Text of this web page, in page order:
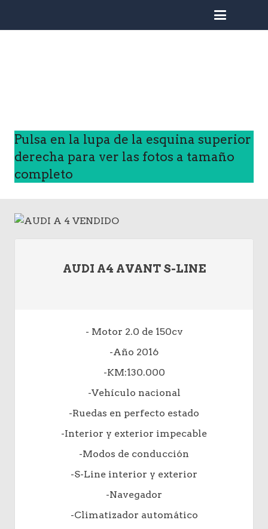
Pulsa en la lupa de la esquina superior
derecha para ver las fotos a tamaño
completo
AUDI A4 AVANT S-LINE
- Motor 2.0 de 150cv
-Año 2016
-KM:130.000
-Vehículo nacional
-Ruedas en perfecto estado
-Interior y exterior impecable
-Modos de conducción
-S-Line interior y exterior
-Navegador
-Climatizador automático